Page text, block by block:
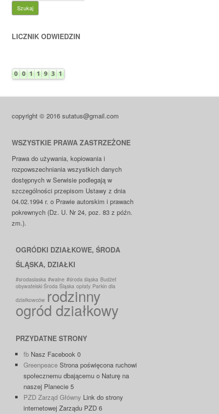
LICZNIK ODWIEDZIN
copyright © 2016 sutatus@gmail.com
WSZYSTKIE PRAWA ZASTRZEŻONE
Prawa do używania, kopiowania i
rozpowszechniania wszystkich danych
dostępnych w Serwisie podlegają w
szczególności przepisom Ustawy z dnia
04.02.1994 r. o Prawie autorskim i prawach
pokrewnych (Dz. U. Nr 24, poz. 83 z późn.
zm.).
OGRÓDKI DZIAŁKOWE, ŚRODA
ŚLĄSKA, DZIAŁKI
#srodaslaska #walne #środa śląska Budżet
obywatelski Środa Śląska opłaty Parkin dla
działkowców rodzinny
ogród działkowy
PRZYDATNE STRONY
fb Nasz Facebook 0
Greenpeace Strona poświęcona ruchowi
społecznemu dbającemu o Naturę na
naszej Planecie 5
PZD Zarząd Główny Link do strony
internetowej Zarządu PZD 6